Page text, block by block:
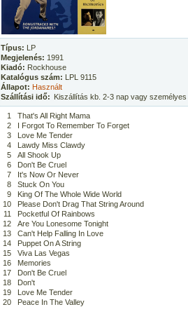
Típus: LP
Megjelenés: 1991
Kiadó: Rockhouse
Katalógus szám: LPL 9115
Állapot: Használt
Szállítási idő: Kiszállítás kb. 2-3 nap vagy
1
That's All Right Mama
2
I Forgot To Remember To Forget
3
Love Me Tender
4
Lawdy Miss Clawdy
5
All Shook Up
6
Don't Be Cruel
7
It's Now Or Never
8
Stuck On You
9
King Of The Whole Wide World
10
Please Don't Drag That String Around
11
Pocketful Of Rainbows
12
Are You Lonesome Tonight
13
Can't Help Falling In Love
14
Puppet On A String
15
Viva Las Vegas
16
Memories
17
Don't Be Cruel
18
Don't
19
Love Me Tender
20
Peace In The Valley